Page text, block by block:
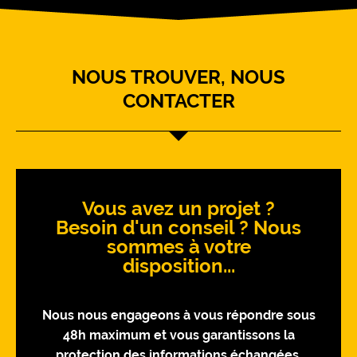
NOUS TROUVER, NOUS
CONTACTER
Vous avez un projet ?
Besoin d'un conseil ? Nous
sommes à votre
disposition...
Nous nous engageons à vous répondre sous
48h maximum et vous garantissons la